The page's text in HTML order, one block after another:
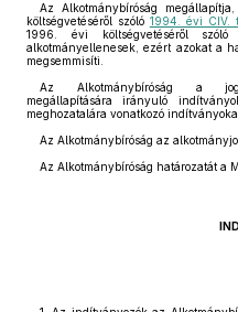
Az Alkotmánybíróság
költségvetéséről szóló 1994. évi CIV.
1996. évi költségvetéséről
alkotmányellenesek, ezért azokat a
megsemmisíti.
Az Alkotmánybíróság a
megállapítására irányuló
meghozatalára vonatkozó
Az Alkotmánybíróság az
Az Alkotmánybíróság határozatát a